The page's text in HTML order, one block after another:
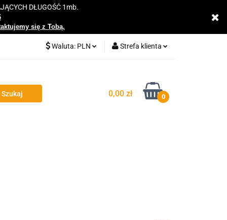
DŁUGOŚĆ 1mb.
się z Tobą.
Waluta: PLN Strefa klienta
Zarejestruj się
Dodaj zgłoszenie
0,00 zł 0